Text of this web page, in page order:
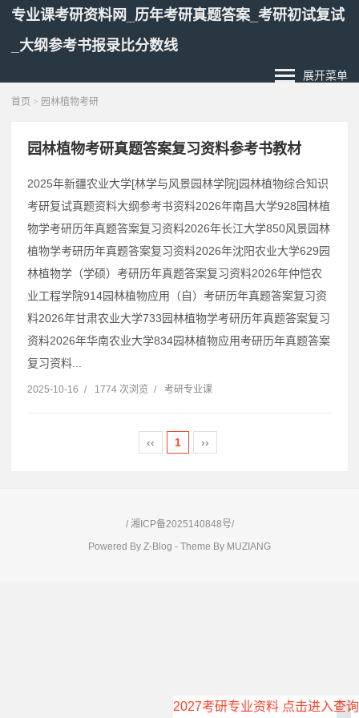
专业课考研资料网_历年考研真题答案_考研初试复试
_大纲参考书报录比分数线
展开菜单
首页 > 园林植物考研
园林植物考研真题答案复习资料参考书教材
2025年新疆农业大学[林学与风景园林学院]园林植物综合知识
考研复试真题资料大纲参考书资料2026年南昌大学928园林植
物学考研历年真题答案复习资料2026年长江大学850风景园林
植物学考研历年真题答案复习资料2026年沈阳农业大学629园
林植物学（学硕）考研历年真题答案复习资料2026年仲恺农
业工程学院914园林植物应用（自）考研历年真题答案复习资
料2026年甘肃农业大学733园林植物学考研历年真题答案复习
资料2026年华南农业大学834园林植物应用考研历年真题答案
复习资料...
2025-10-16 / 1774 次浏览 / 考研专业课
‹‹ 1 ››
/ 湘ICP备2025140848号/
Powered By Z-Blog - Theme By MUZIANG
2027考研专业资料 点击进入查询
×